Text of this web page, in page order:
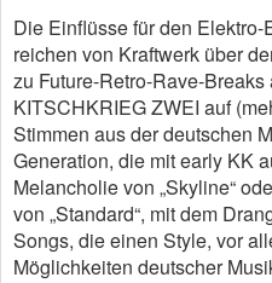
Die Einflüsse für den
reichen von Kraftwerk über
zu Future-Retro-Rave-
KITSCHKRIEG ZWEI auf
Stimmen aus der deutschen
Generation, die mit early KK
Melancholie von „Skyline“
von „Standard“, mit dem
Songs, die einen Style, vor
Möglichkeiten deutscher